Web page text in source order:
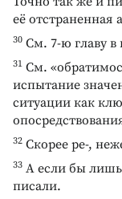
её отстраненная
30 См. 7-ю главу
31 См.
испытание
ситуации как
32 Скорее ре-,
33 А если бы
писали.